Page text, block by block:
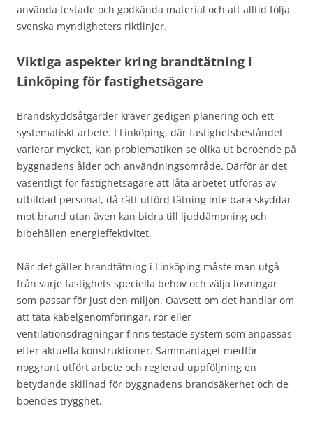
använda testade och godkända material och att alltid följa
svenska myndigheters riktlinjer.
Viktiga aspekter kring brandtätning i
Linköping för fastighetsägare
Brandskyddsåtgärder kräver gedigen planering och ett
systematiskt arbete. I Linköping, där fastighetsbeståndet
varierar mycket, kan problematiken se olika ut beroende på
byggnadens ålder och användningsområde. Därför är det
väsentligt för fastighetsägare att låta arbetet utföras av
utbildad personal, då rätt utförd tätning inte bara skyddar
mot brand utan även kan bidra till ljuddämpning och
bibehållen energieffektivitet.
När det gäller brandtätning i Linköping måste man utgå
från varje fastighets speciella behov och välja lösningar
som passar för just den miljön. Oavsett om det handlar om
att täta kabelgenomföringar, rör eller
ventilationsdragningar finns testade system som anpassas
efter aktuella konstruktioner. Sammantaget medför
noggrant utfört arbete och reglerad uppföljning en
betydande skillnad för byggnadens brandsäkerhet och de
boendes trygghet.